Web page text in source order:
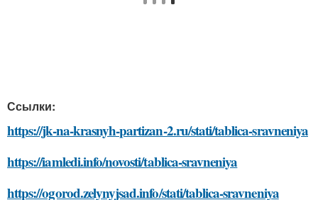
Ссылки:
https://jk-na-krasnyh-partizan-2.ru/stati/tablica-sravneniya
https://iamledi.info/novosti/tablica-sravneniya
https://ogorod.zelynyjsad.info/stati/tablica-sravneniya